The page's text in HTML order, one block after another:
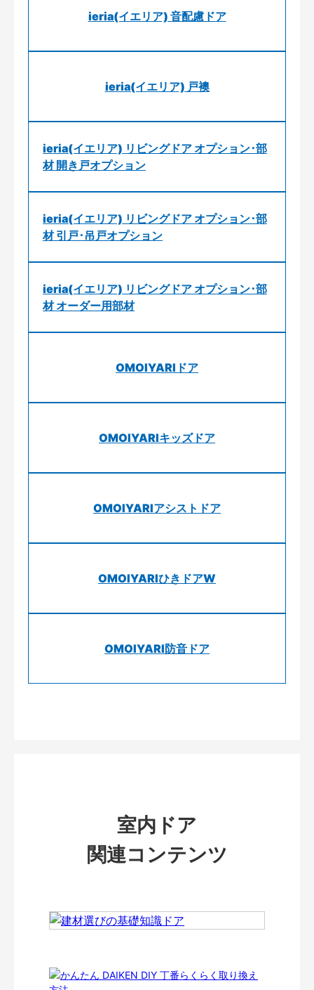
ieria(イエリア) 音配慮ドア
ieria(イエリア) 戸襖
ieria(イエリア) リビングドア オプション･部
材 開き戸オプション
ieria(イエリア) リビングドア オプション･部
材 引戸･吊戸オプション
ieria(イエリア) リビングドア オプション･部
材 オーダー用部材
OMOIYARIドア
OMOIYARIキッズドア
OMOIYARIアシストドア
OMOIYARIひきドアW
OMOIYARI防音ドア
室内ドア
関連コンテンツ